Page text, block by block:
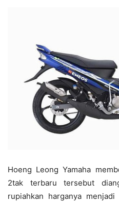
Hoeng Leong Yamaha
2tak terbaru tersebut
rupiahkan harganya